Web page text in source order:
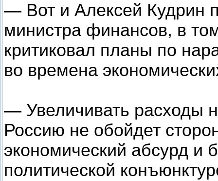
— Вот и Алексей Кудрин
министра финансов, в
критиковал планы по
во времена
— Увеличивать расходы
Россию не обойдет
экономический абсурд и
политической